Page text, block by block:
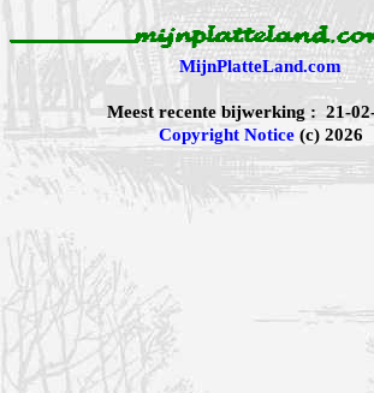
MijnPlatteLand.com
Meest recente bijwerking : 21-
Copyright Notice(c) 2026